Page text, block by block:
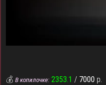
💰В копилочке: 2353.1 / 7000 р.